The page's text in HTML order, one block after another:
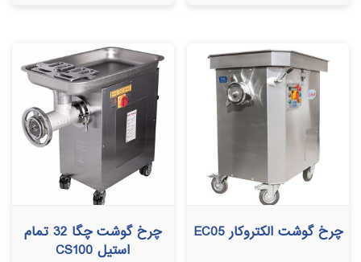
چرخ گوشت الکتروکار EC05 چرخ گوشت چگا 32 تمام
استیل CS100